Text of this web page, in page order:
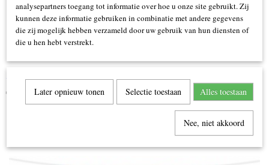
Vlaggenlijn 60 jaar
€ 2,25
analysepartners toegang tot informatie over hoe u onze site gebruikt. Zij
kunnen deze informatie gebruiken in combinatie met andere gegevens
die zij mogelijk hebben verzameld door uw gebruik van hun diensten of
die u hen hebt verstrekt.
Later opnieuw tonen Selectie toestaan Alles toestaan
Nee, niet akkoord